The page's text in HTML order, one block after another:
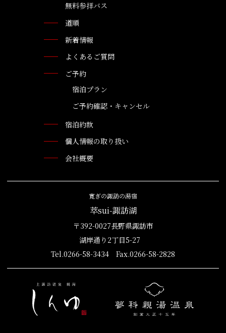
無料参拝バス
道順
新着情報
よくあるご質問
ご予約
宿泊プラン
ご予約確認・キャンセル
宿泊約款
個人情報の取り扱い
会社概要
寛ぎの諏訪の湯宿
萃sui-諏訪湖
〒392-0027長野県諏訪市
湖岸通り2丁目5-27
Tel.0266-58-3434 Fax.0266-58-2828